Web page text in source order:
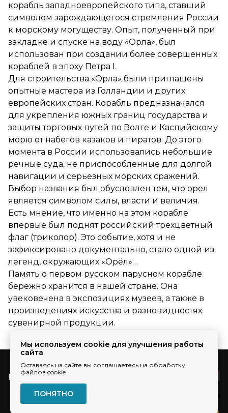
корабль западноевропейского типа, ставший
символом зарождающегося стремления России
к морскому могуществу. Опыт, полученный при
закладке и спуске на воду «Орла», был
использован при создании более совершенных
кораблей в эпоху Петра I.
Для строительства «Орла» были приглашены
опытные мастера из Голландии и других
европейских стран. Корабль предназначался
для укрепления южных границ государства и
защиты торговых путей по Волге и Каспийскому
морю от набегов казаков и пиратов. До этого
момента в России использовались небольшие
речные суда, не приспособленные для долгой
навигации и серьезных морских сражений.
Выбор названия был обусловлен тем, что орел
является символом силы, власти и величия.
Есть мнение, что именно на этом корабле
впервые был поднят российский трёхцветный
флаг (триколор). Это событие, хотя и не
зафиксировано документально, стало одной из
легенд, окружающих «Орёл»…
Память о первом русском парусном корабле
бережно хранится в нашей стране. Она
увековечена в экспозициях музеев, а также в
произведениях искусства и разновидностях
сувенирной продукции.
pr@ec-line.ru
Мы используем cookie для улучшения работы
сайта
Оставаясь на сайте вы соглашаетесь на обработку
файлов cookie
ПОНЯТНО